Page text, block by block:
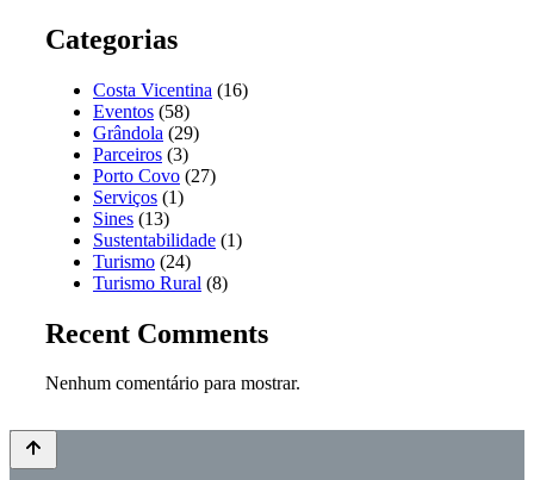
Categorias
Costa Vicentina (16)
Eventos (58)
Grândola (29)
Parceiros (3)
Porto Covo (27)
Serviços (1)
Sines (13)
Sustentabilidade (1)
Turismo (24)
Turismo Rural (8)
Recent Comments
Nenhum comentário para mostrar.